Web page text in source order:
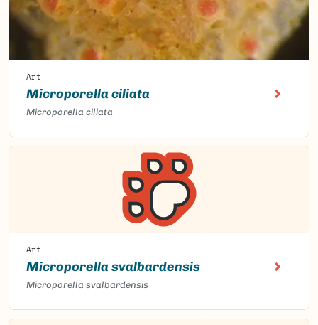
Art
Microporella ciliata
Microporella ciliata
Art
Microporella svalbardensis
Microporella svalbardensis